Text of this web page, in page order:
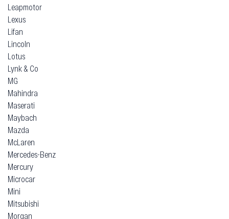
Leapmotor
Lexus
Lifan
Lincoln
Lotus
Lynk & Co
MG
Mahindra
Maserati
Maybach
Mazda
McLaren
Mercedes-Benz
Mercury
Microcar
Mini
Mitsubishi
Morgan